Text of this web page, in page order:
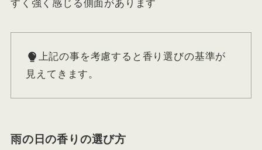
すく強く感じる側面があります
上記の事を考慮すると香り選びの基準が
見えてきます。
雨の日の香りの選び方